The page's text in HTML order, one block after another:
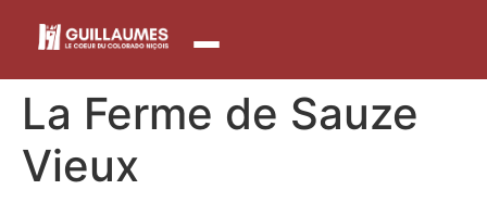
principal
La Ferme de Sauze
Vieux